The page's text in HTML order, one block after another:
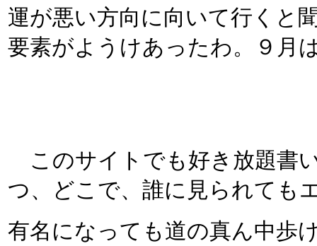
運が悪い方向に向いて行くと
要素がようけあったわ。９月
このサイトでも好き放題書
つ、どこで、誰に見られても
有名になっても道の真ん中歩